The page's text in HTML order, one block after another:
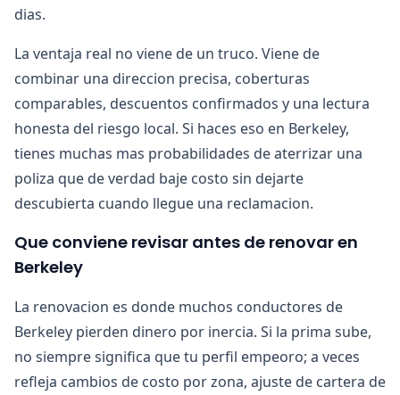
dias.
La ventaja real no viene de un truco. Viene de
combinar una direccion precisa, coberturas
comparables, descuentos confirmados y una lectura
honesta del riesgo local. Si haces eso en Berkeley,
tienes muchas mas probabilidades de aterrizar una
poliza que de verdad baje costo sin dejarte
descubierta cuando llegue una reclamacion.
Que conviene revisar antes de renovar en
Berkeley
La renovacion es donde muchos conductores de
Berkeley pierden dinero por inercia. Si la prima sube,
no siempre significa que tu perfil empeoro; a veces
refleja cambios de costo por zona, ajuste de cartera de